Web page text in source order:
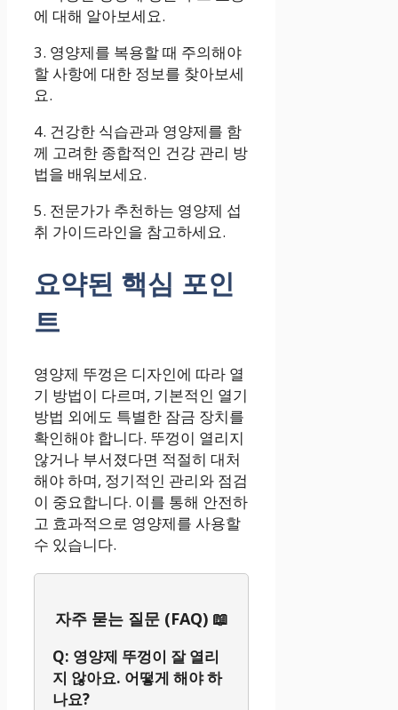
에 대해 알아보세요.
3. 영양제를 복용할 때 주의해야
할 사항에 대한 정보를 찾아보세
요.
4. 건강한 식습관과 영양제를 함
께 고려한 종합적인 건강 관리 방
법을 배워보세요.
5. 전문가가 추천하는 영양제 섭
취 가이드라인을 참고하세요.
요약된 핵심 포인
트
영양제 뚜껑은 디자인에 따라 열
기 방법이 다르며, 기본적인 열기
방법 외에도 특별한 잠금 장치를
확인해야 합니다. 뚜껑이 열리지
않거나 부서졌다면 적절히 대처
해야 하며, 정기적인 관리와 점검
이 중요합니다. 이를 통해 안전하
고 효과적으로 영양제를 사용할
수 있습니다.
자주 묻는 질문 (FAQ) 📖
Q: 영양제 뚜껑이 잘 열리
지 않아요. 어떻게 해야 하
나요?